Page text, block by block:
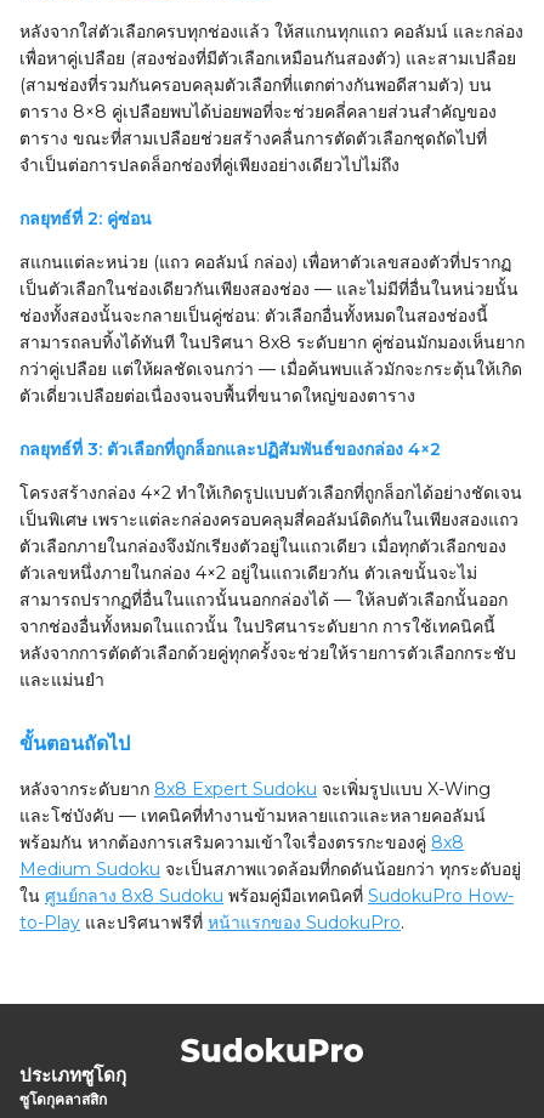
หลังจากใส่ตัวเลือกครบทุกช่องแล้ว ให้สแกนทุกแถว คอลัมน์ และกล่อง
เพื่อหาคู่เปลือย (สองช่องที่มีตัวเลือกเหมือนกันสองตัว) และสามเปลือย
(สามช่องที่รวมกันครอบคลุมตัวเลือกที่แตกต่างกันพอดีสามตัว) บน
ตาราง 8×8 คู่เปลือยพบได้บ่อยพอที่จะช่วยคลี่คลายส่วนสำคัญของ
ตาราง ขณะที่สามเปลือยช่วยสร้างคลื่นการตัดตัวเลือกชุดถัดไปที่
จำเป็นต่อการปลดล็อกช่องที่คู่เพียงอย่างเดียวไปไม่ถึง
กลยุทธ์ที่ 2: คู่ซ่อน
สแกนแต่ละหน่วย (แถว คอลัมน์ กล่อง) เพื่อหาตัวเลขสองตัวที่ปรากฏ
เป็นตัวเลือกในช่องเดียวกันเพียงสองช่อง — และไม่มีที่อื่นในหน่วยนั้น
ช่องทั้งสองนั้นจะกลายเป็นคู่ซ่อน: ตัวเลือกอื่นทั้งหมดในสองช่องนี้
สามารถลบทิ้งได้ทันที ในปริศนา 8x8 ระดับยาก คู่ซ่อนมักมองเห็นยาก
กว่าคู่เปลือย แต่ให้ผลชัดเจนกว่า — เมื่อค้นพบแล้วมักจะกระตุ้นให้เกิด
ตัวเดี่ยวเปลือยต่อเนื่องจนจบพื้นที่ขนาดใหญ่ของตาราง
กลยุทธ์ที่ 3: ตัวเลือกที่ถูกล็อกและปฏิสัมพันธ์ของกล่อง 4×2
โครงสร้างกล่อง 4×2 ทำให้เกิดรูปแบบตัวเลือกที่ถูกล็อกได้อย่างชัดเจน
เป็นพิเศษ เพราะแต่ละกล่องครอบคลุมสี่คอลัมน์ติดกันในเพียงสองแถว
ตัวเลือกภายในกล่องจึงมักเรียงตัวอยู่ในแถวเดียว เมื่อทุกตัวเลือกของ
ตัวเลขหนึ่งภายในกล่อง 4×2 อยู่ในแถวเดียวกัน ตัวเลขนั้นจะไม่
สามารถปรากฏที่อื่นในแถวนั้นนอกกล่องได้ — ให้ลบตัวเลือกนั้นออก
จากช่องอื่นทั้งหมดในแถวนั้น ในปริศนาระดับยาก การใช้เทคนิคนี้
หลังจากการตัดตัวเลือกด้วยคู่ทุกครั้งจะช่วยให้รายการตัวเลือกกระชับ
และแม่นยำ
ขั้นตอนถัดไป
หลังจากระดับยาก 8x8 Expert Sudoku จะเพิ่มรูปแบบ X-Wing
และโซ่บังคับ — เทคนิคที่ทำงานข้ามหลายแถวและหลายคอลัมน์
พร้อมกัน หากต้องการเสริมความเข้าใจเรื่องตรรกะของคู่ 8x8
Medium Sudoku จะเป็นสภาพแวดล้อมที่กดดันน้อยกว่า ทุกระดับอยู่
ใน ศูนย์กลาง 8x8 Sudoku พร้อมคู่มือเทคนิคที่ SudokuPro How-
to-Play และปริศนาฟรีที่ หน้าแรกของ SudokuPro.
ประเภทซูโดกุ
ซูโดกุคลาสสิก